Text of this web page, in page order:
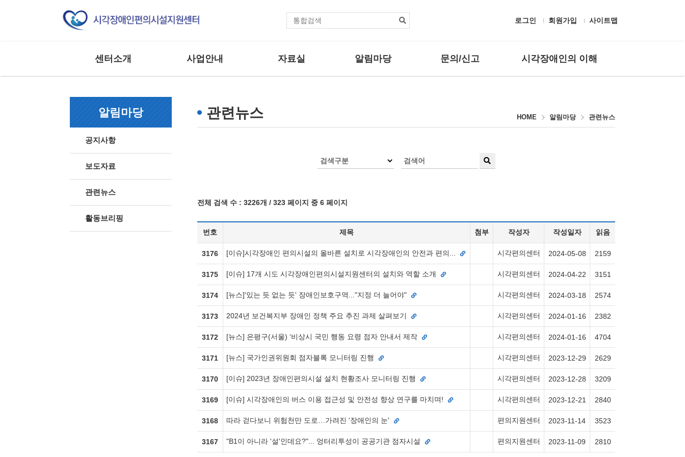
합
로그인 회원가입 사이트맵
센터소개
조직도
연혁
사업 및 행사
사업안내
모니터링 사업
연구 및 제도개선사업
기타 외부 용역 사업
자료실 알림마당 문의/신고 시각장애인의 이해
편의시설
알림마당
공지사항
보도자료
관련뉴스
활동브리핑
관련뉴스 HOME 알림마당 관련뉴스
검색구분 검색어
색
전체 검색 수 : 3226개 / 323 페이지 중 6 페이지
번호 제목 첨부 작성자 작성일자 읽음
3176 [이슈]시각장애인 편의시설의 올바른 설치로 시각장애인의 안전과 편의... 시각편의센터 2024-05-08 2159
3175 [이슈] 17개 시도 시각장애인편의시설지원센터의 설치와 역할 소개 시각편의센터 2024-04-22 3151
3174 [뉴스]'있는 듯 없는 듯' 장애인보호구역..."지정 더 늘어야" 시각편의센터 2024-03-18 2574
3173 2024년 보건복지부 장애인 정책 주요 추진 과제 살펴보기 시각편의센터 2024-01-16 2382
3172 [뉴스] 은평구(서울) ‘비상시 국민 행동 요령 점자 안내서 제작 시각편의센터 2024-01-16 4704
3171 [뉴스] 국가인권위원회 점자블록 모니터링 진행 시각편의센터 2023-12-29 2629
3170 [이슈] 2023년 장애인편의시설 설치 현황조사 모니터링 진행 시각편의센터 2023-12-28 3209
3169 [이슈] 시각장애인의 버스 이용 접근성 및 안전성 향상 연구를 마치며! 시각편의센터 2023-12-21 2840
3168 따라 걷다보니 위험천만 도로…가려진 '장애인의 눈' 편의지원센터 2023-11-14 3523
3167 "B1이 아니라 '설'인데요?"... 엉터리투성이 공공기관 점자시설 편의지원센터 2023-11-09 2810